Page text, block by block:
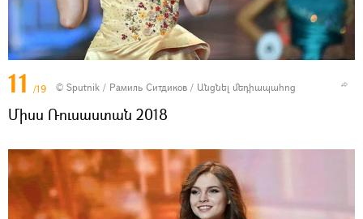
11 /19 © Sputnik / Рамиль Ситдиков / Անցնել մեդիապահոց
Միսս Ռուսաստան 2018